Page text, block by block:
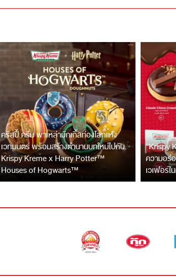
คริสปี้ ครีม พาเหล่ามักเกิ้ลท่องโลกแห่ง
เวทมนตร์ พร้อมสร้างตำนานบทใหม่ไปกับ
Krispy Kreme x Harry Potter™
Houses of Hogwarts™
“Krispy
ความอร่
เวเฟอร์ใ